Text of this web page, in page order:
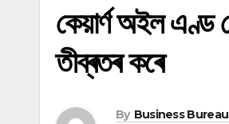
কেয়াৰ্ণ অইল এণ্ড
তীব্ৰতৰ কৰে
By Business Bureau